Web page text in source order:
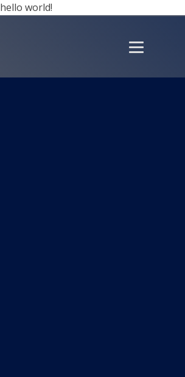
hello world!